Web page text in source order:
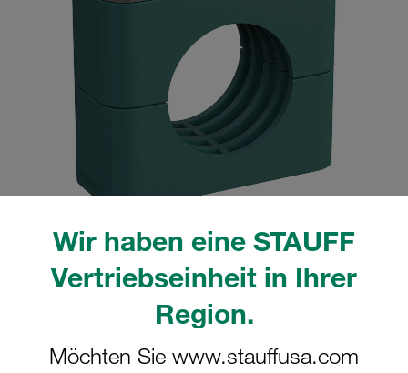
Wir haben eine STAUFF
Vertriebseinheit in Ihrer
Region.
Möchten Sie www.stauffusa.com
Bitte beachten Sie: Das Bild dient nur zur Veranschaulichung und kann vom
tatsächlichen Produkt abweichen.
Komplettschelle Standard-Baureihe Gr.